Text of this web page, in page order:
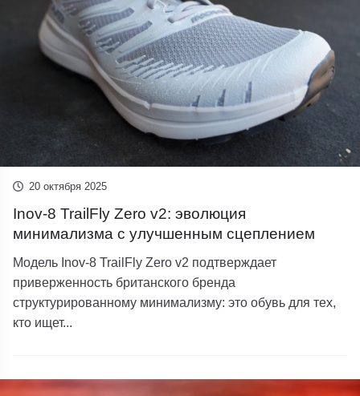
20 октября 2025
Inov-8 TrailFly Zero v2: эволюция
минимализма с улучшенным сцеплением
Модель Inov-8 TrailFly Zero v2 подтверждает
приверженность британского бренда
структурированному минимализму: это обувь для тех,
кто ищет...